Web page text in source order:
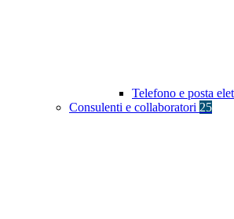
Telefono e posta
Consulenti e collaboratori 25